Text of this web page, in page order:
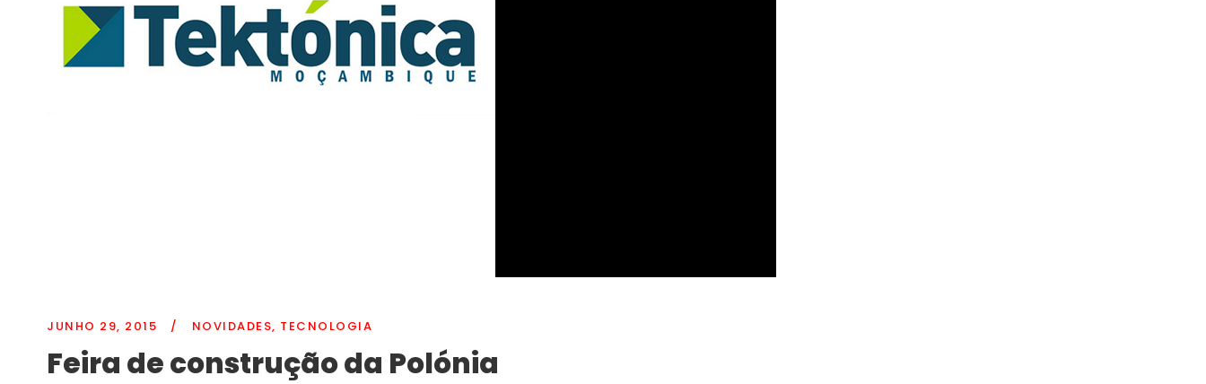
JUNHO 29, 2015 / NOVIDADES, TECNOLOGIA
Feira de construção da Polónia